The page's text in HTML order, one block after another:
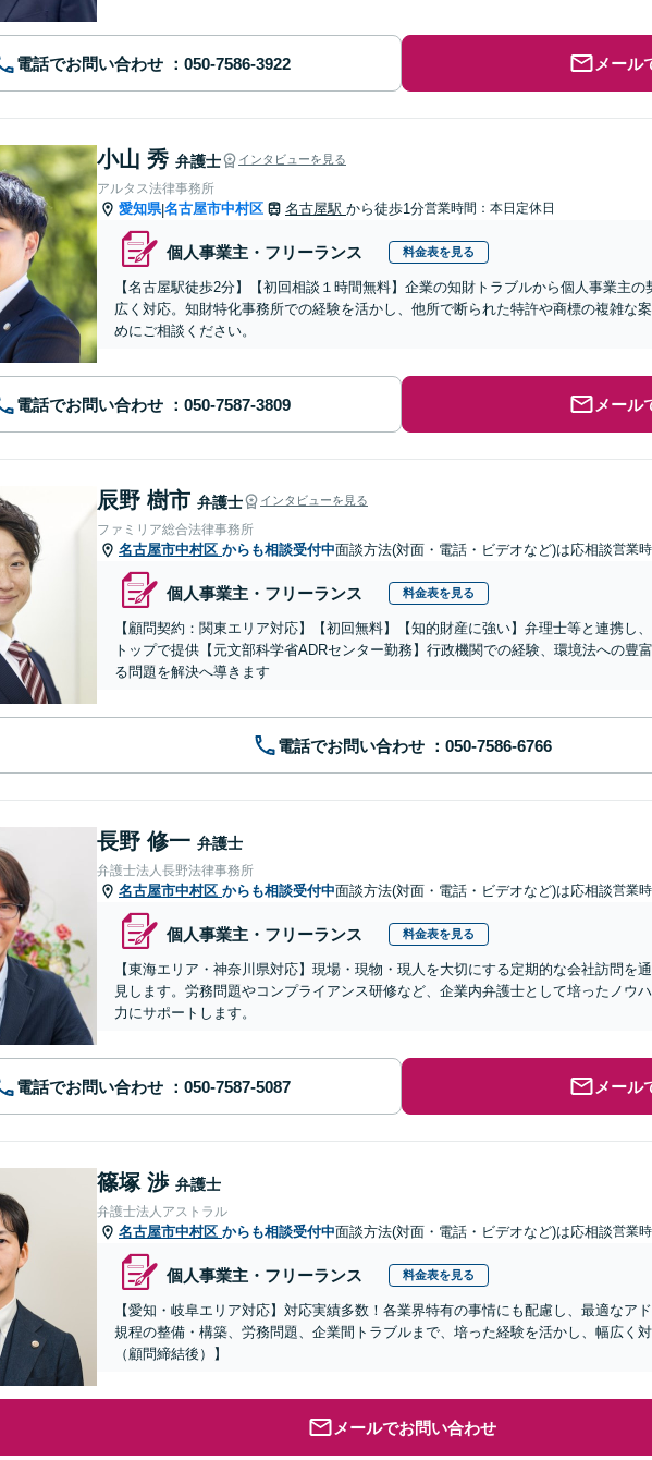
電話でお問い合わせ メール
小山 秀 弁護士 インタビューを見る
アルタス法律事務所
愛知県|名古屋市中村区 名古屋駅 から徒歩1分営業時間：本日定休日
個人事業主・フリーランス 料金表を見る
【名古屋駅徒歩2分】【初回相談１時間無料】企業の知財トラブルから個人事業主
広く対応。知財特化事務所での経験を活かし、他所で断られた特許や商標の複雑な
めにご相談ください。
電話でお問い合わせ メール
辰野 樹市 弁護士 インタビューを見る
ファミリア総合法律事務所
名古屋市中村区 からも相談受付中面談方法(対面・電話・ビデオなど)は応相談営業
個人事業主・フリーランス 料金表を見る
【顧問契約：関東エリア対応】【初回無料】【知的財産に強い】弁理士等と連携し
トップで提供【元文部科学省ADRセンター勤務】行政機関での経験、環境法への豊
る問題を解決へ導きます
電話でお問い合わせ
長野 修一 弁護士
弁護士法人長野法律事務所
名古屋市中村区 からも相談受付中面談方法(対面・電話・ビデオなど)は応相談営業
個人事業主・フリーランス 料金表を見る
【東海エリア・神奈川県対応】現場・現物・現人を大切にする定期的な会社訪問を
見します。労務問題やコンプライアンス研修など、企業内弁護士として培ったノウ
力にサポートします。
電話でお問い合わせ メール
篠塚 渉 弁護士
弁護士法人アストラル
名古屋市中村区 からも相談受付中面談方法(対面・電話・ビデオなど)は応相談営業
個人事業主・フリーランス 料金表を見る
【愛知・岐阜エリア対応】対応実績多数！各業界特有の事情にも配慮し、最適なア
規程の整備・構築、労務問題、企業間トラブルまで、培った経験を活かし、幅広く
（顧問締結後）】
メールでお問い合わせ